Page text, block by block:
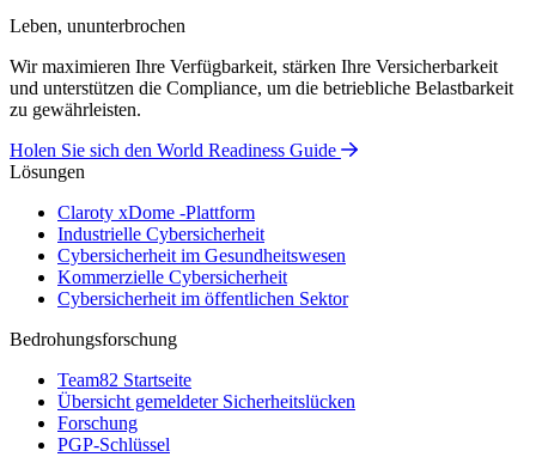
Leben, ununterbrochen
Wir maximieren Ihre Verfügbarkeit, stärken Ihre Versicherbarkeit
und unterstützen die Compliance, um die betriebliche Belastbarkeit
zu gewährleisten.
Holen Sie sich den World Readiness Guide
Lösungen
Claroty xDome -Plattform
Industrielle Cybersicherheit
Cybersicherheit im Gesundheitswesen
Kommerzielle Cybersicherheit
Cybersicherheit im öffentlichen Sektor
Bedrohungsforschung
Team82 Startseite
Übersicht gemeldeter Sicherheitslücken
Forschung
PGP-Schlüssel